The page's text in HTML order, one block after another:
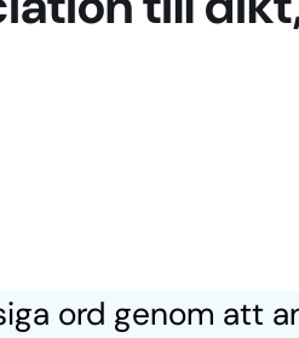
ord genom att